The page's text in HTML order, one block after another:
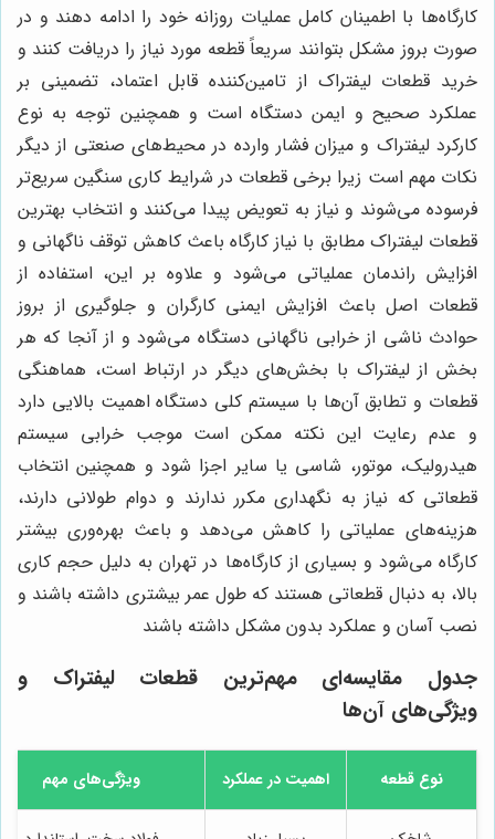
کارگاه‌ها با اطمینان کامل عملیات روزانه خود را ادامه دهند و در
صورت بروز مشکل بتوانند سریعاً قطعه مورد نیاز را دریافت کنند و
خرید قطعات لیفتراک از تامین‌کننده قابل اعتماد، تضمینی بر
عملکرد صحیح و ایمن دستگاه است و همچنین توجه به نوع
کارکرد لیفتراک و میزان فشار وارده در محیط‌های صنعتی از دیگر
نکات مهم است زیرا برخی قطعات در شرایط کاری سنگین سریع‌تر
فرسوده می‌شوند و نیاز به تعویض پیدا می‌کنند و انتخاب بهترین
قطعات لیفتراک مطابق با نیاز کارگاه باعث کاهش توقف ناگهانی و
افزایش راندمان عملیاتی می‌شود و علاوه بر این، استفاده از
قطعات اصل باعث افزایش ایمنی کارگران و جلوگیری از بروز
حوادث ناشی از خرابی ناگهانی دستگاه می‌شود و از آنجا که هر
بخش از لیفتراک با بخش‌های دیگر در ارتباط است، هماهنگی
قطعات و تطابق آن‌ها با سیستم کلی دستگاه اهمیت بالایی دارد
و عدم رعایت این نکته ممکن است موجب خرابی سیستم
هیدرولیک، موتور، شاسی یا سایر اجزا شود و همچنین انتخاب
قطعاتی که نیاز به نگهداری مکرر ندارند و دوام طولانی دارند،
هزینه‌های عملیاتی را کاهش می‌دهد و باعث بهره‌وری بیشتر
کارگاه می‌شود و بسیاری از کارگاه‌ها در تهران به دلیل حجم کاری
بالا، به دنبال قطعاتی هستند که طول عمر بیشتری داشته باشند و
نصب آسان و عملکرد بدون مشکل داشته باشند
جدول مقایسه‌ای مهم‌ترین قطعات لیفتراک و
ویژگی‌های آن‌ها
نوع قطعه اهمیت در عملکرد ویژگی‌های مهم